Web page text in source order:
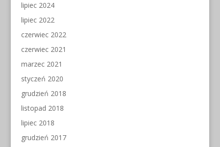
lipiec 2024
lipiec 2022
czerwiec 2022
czerwiec 2021
marzec 2021
styczeń 2020
grudzień 2018
listopad 2018
lipiec 2018
grudzień 2017